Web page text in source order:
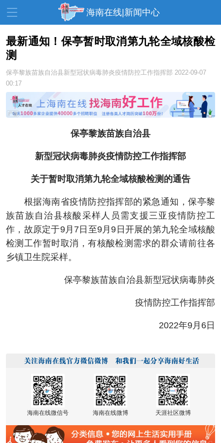
海南在线|新闻中心
资讯中心
文体
教育 健康 房产
家装
活动
走读海南 周末去哪儿
人才在线 天涯企服
最新通知！保亭暂时取消第九轮全域核酸检
测
保亭黎族苗族自治县新型冠状病毒肺炎疫情防控工作指挥部 2022-09-07
00:17
保亭黎族苗族自治县
新型冠状病毒肺炎疫情防控工作指挥部
关于暂时取消第九轮全域核酸检测的通告
根据海南省疫情防控指挥部的紧急通知，保亭黎
族苗族自治县核酸采样人员需支援三亚疫情防控工
作，故原定于9月7日至9月9日开展的第九轮全域核酸
检测工作暂时取消，有核酸检测需求的群众请前往各
乡镇卫生院采样。
保亭黎族苗族自治县新型冠状病毒肺炎
疫情防控工作指挥部
2022年9月6日
海南在线微信号 海南在线微博 天涯社区微博